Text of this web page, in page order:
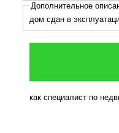
дом сдан в
как специалист по